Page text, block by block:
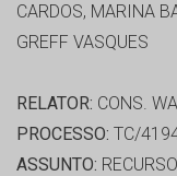
CARDOS, MARINA
GREFF VASQUES
RELATOR: CONS.
PROCESSO: TC/
ASSUNTO: